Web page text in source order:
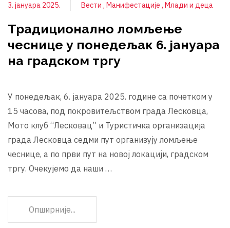
3. јануара 2025. Вести Манифестације Млади и деца
Традиционално ломљење
чеснице у понедељак 6. јануара
на градском тргу
У понедељак, 6. јануара 2025. године са почетком у
15 часова, под покровитељством града Лесковца,
Мото клуб “Лесковац” и Туристичка организација
града Лесковца седми пут организују ломљење
чеснице, а по први пут на новој локацији, градском
тргу. Очекујемо да наши …
Опширније...